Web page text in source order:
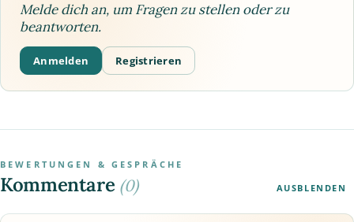
Melde dich an, um Fragen zu stellen oder zu
beantworten.
Anmelden Registrieren
BEWERTUNGEN & GESPRÄCHE
Kommentare (0) AUSBLENDEN